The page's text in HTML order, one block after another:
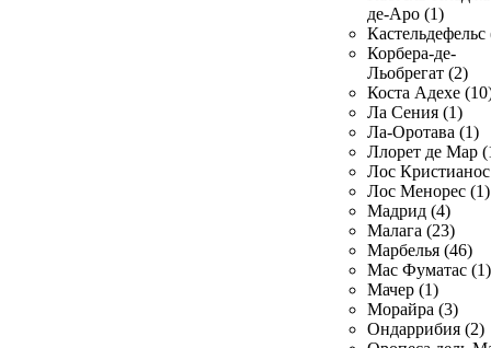
де-Аро (1)
Кастельдефельс
Корбера-де-
Льобрегат (2)
Коста Адехе
Ла Сения (1)
Ла-Оротава (1)
Ллорет де Мар
Лос
Лос Менорес (1)
Мадрид (4)
Малага (23)
Марбелья (46)
Мас Фуматас (1)
Мачер (1)
Морайра (3)
Ондаррибия (2)